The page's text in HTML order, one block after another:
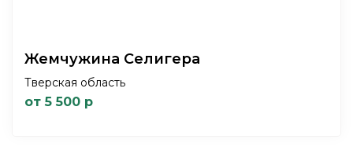
Жемчужина Селигера
Тверская область
от 5 500 р